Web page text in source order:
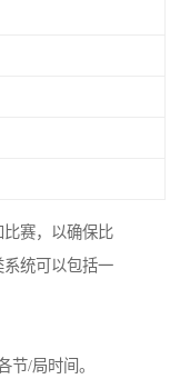
赛，以确保比
统可以包括一
/局时间。